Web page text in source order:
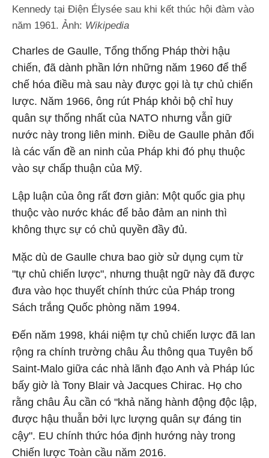
Kennedy tại Điện Élysée sau khi kết thúc hội đàm vào
năm 1961. Ảnh: Wikipedia
Charles de Gaulle, Tổng thống Pháp thời hậu
chiến, đã dành phần lớn những năm 1960 để thể
chế hóa điều mà sau này được gọi là tự chủ chiến
lược. Năm 1966, ông rút Pháp khỏi bộ chỉ huy
quân sự thống nhất của NATO nhưng vẫn giữ
nước này trong liên minh. Điều de Gaulle phản đối
là các vấn đề an ninh của Pháp khi đó phụ thuộc
vào sự chấp thuận của Mỹ.
Lập luận của ông rất đơn giản: Một quốc gia phụ
thuộc vào nước khác để bảo đảm an ninh thì
không thực sự có chủ quyền đầy đủ.
Mặc dù de Gaulle chưa bao giờ sử dụng cụm từ
"tự chủ chiến lược", nhưng thuật ngữ này đã được
đưa vào học thuyết chính thức của Pháp trong
Sách trắng Quốc phòng năm 1994.
Đến năm 1998, khái niệm tự chủ chiến lược đã lan
rộng ra chính trường châu Âu thông qua Tuyên bố
Saint-Malo giữa các nhà lãnh đạo Anh và Pháp lúc
bấy giờ là Tony Blair và Jacques Chirac. Họ cho
rằng châu Âu cần có "khả năng hành động độc lập,
được hậu thuẫn bởi lực lượng quân sự đáng tin
cậy". EU chính thức hóa định hướng này trong
Chiến lược Toàn cầu năm 2016.